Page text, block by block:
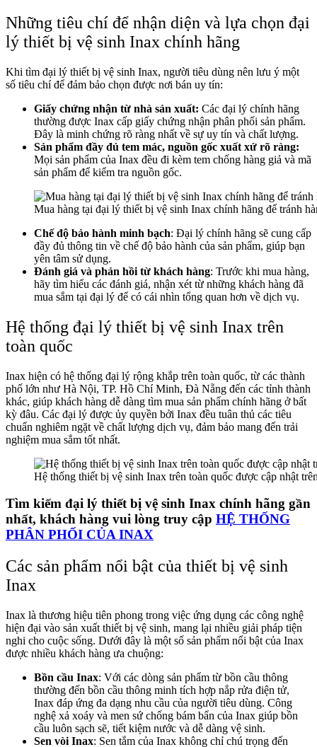
Những tiêu chí để nhận diện và lựa chọn đại
lý thiết bị vệ sinh Inax chính hãng
Khi tìm đại lý thiết bị vệ sinh Inax, người tiêu dùng nên lưu ý một
số tiêu chí để đảm bảo chọn được nơi bán uy tín:
Giấy chứng nhận từ nhà sản xuất: Các đại lý chính hãng
thường được Inax cấp giấy chứng nhận phân phối sản phẩm.
Đây là minh chứng rõ ràng nhất về sự uy tín và chất lượng.
Sản phẩm đầy đủ tem mác, nguồn gốc xuất xứ rõ ràng:
Mọi sản phẩm của Inax đều đi kèm tem chống hàng giả và mã
sản phẩm để kiểm tra nguồn gốc.
Mua hàng tại đại lý thiết bị vệ sinh Inax chính hãng để tránh
Chế độ bảo hành minh bạch: Đại lý chính hãng sẽ cung cấp
đầy đủ thông tin về chế độ bảo hành của sản phẩm, giúp bạn
yên tâm sử dụng.
Đánh giá và phản hồi từ khách hàng: Trước khi mua hàng,
hãy tìm hiểu các đánh giá, nhận xét từ những khách hàng đã
mua sắm tại đại lý để có cái nhìn tổng quan hơn về dịch vụ.
Hệ thống đại lý thiết bị vệ sinh Inax trên
toàn quốc
Inax hiện có hệ thống đại lý rộng khắp trên toàn quốc, từ các thành
phố lớn như Hà Nội, TP. Hồ Chí Minh, Đà Nẵng đến các tỉnh thành
khác, giúp khách hàng dễ dàng tìm mua sản phẩm chính hãng ở bất
kỳ đâu. Các đại lý được ủy quyền bởi Inax đều tuân thủ các tiêu
chuẩn nghiêm ngặt về chất lượng dịch vụ, đảm bảo mang đến trải
nghiệm mua sắm tốt nhất.
Hệ thống thiết bị vệ sinh Inax trên toàn quốc được cập nhật
Tìm kiếm đại lý thiết bị vệ sinh Inax chính hãng gần
nhất, khách hàng vui lòng truy cập HỆ THỐNG
PHÂN PHỐI CỦA INAX
Các sản phẩm nổi bật của thiết bị vệ sinh
Inax
Inax là thương hiệu tiên phong trong việc ứng dụng các công nghệ
hiện đại vào sản xuất thiết bị vệ sinh, mang lại nhiều giải pháp tiện
nghi cho cuộc sống. Dưới đây là một số sản phẩm nổi bật của Inax
được nhiều khách hàng ưa chuộng:
Bồn cầu Inax: Với các dòng sản phẩm từ bồn cầu thông
thường đến bồn cầu thông minh tích hợp nắp rửa điện tử,
Inax đáp ứng đa dạng nhu cầu của người tiêu dùng. Công
nghệ xả xoáy và men sứ chống bám bẩn của Inax giúp bồn
cầu luôn sạch sẽ, tiết kiệm nước và dễ dàng vệ sinh.
Sen vòi Inax: Sen tắm của Inax không chỉ chú trọng đến